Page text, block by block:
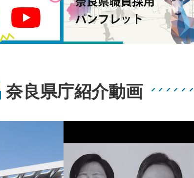
奈良県庁紹介動画